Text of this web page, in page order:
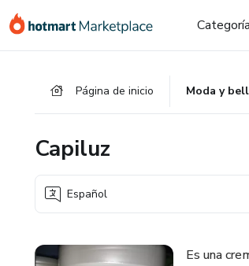
Página de inicio Moda y
Capiluz
Español
Es una